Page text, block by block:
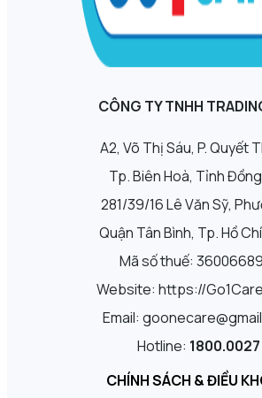
CÔNG TY TNHH
A2, Võ Thị Sáu, P. Quyết
Tp. Biên Hoà, Tỉnh
281/39/16 Lê Văn Sỹ,
Quận Tân Bình, Tp. Hồ
Mã số thuế:
Website: https://
Email:
Hotline: 1800.0027
CHÍNH SÁCH & ĐIỀU